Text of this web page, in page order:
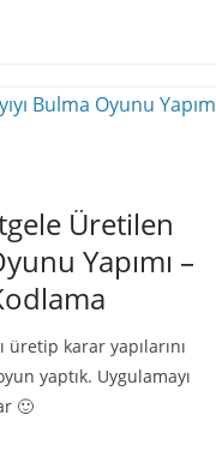
Üretilen
Yapımı –
üretip karar yapılarını
yaptık. Uygulamayı
🙂